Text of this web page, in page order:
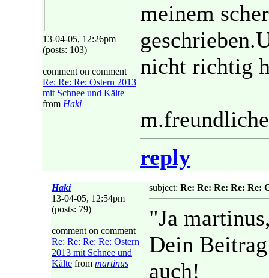
13-04-05, 12:26pm
(posts: 103)
comment on comment
Re: Re: Re: Ostern 2013
mit Schnee und Kälte
from Haki
meinem
nicht richtig
reply
Haki
13-04-05, 12:54pm
(posts: 79)
comment on comment
Re: Re: Re: Re: Ostern
2013 mit Schnee und
Kälte from martinus
subject: Re: Re: Re: Re: Re:
"Ja
Dein
auch!